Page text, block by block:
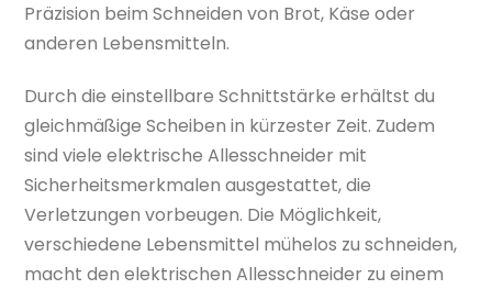
Präzision beim Schneiden von Brot, Käse oder
anderen Lebensmitteln.
Durch die einstellbare Schnittstärke erhältst du
gleichmäßige Scheiben in kürzester Zeit. Zudem
sind viele elektrische Allesschneider mit
Sicherheitsmerkmalen ausgestattet, die
Verletzungen vorbeugen. Die Möglichkeit,
verschiedene Lebensmittel mühelos zu schneiden,
macht den elektrischen Allesschneider zu einem